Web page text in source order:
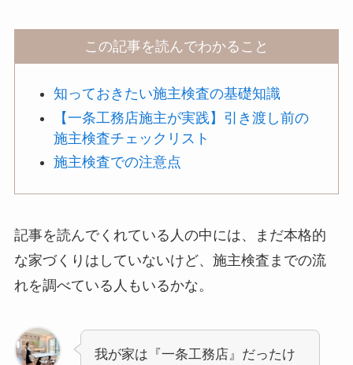
この記事を読んでわかること
知っておきたい施主検査の基礎知識
【一条工務店施主が実践】引き渡し前の
施主検査チェックリスト
施主検査での注意点
記事を読んでくれている人の中には、まだ本格的
な家づくりはしていないけど、施主検査までの流
れを調べている人もいるかな。
我が家は『一条工務店』だったけ